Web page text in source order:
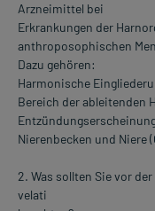
Arzneimittel bei
Erkrankungen der
anthroposophischen
Dazu gehören:
Harmonische
Bereich der ableitenden
Nierenbecken und Niere
2. Was sollten Sie vor
velati